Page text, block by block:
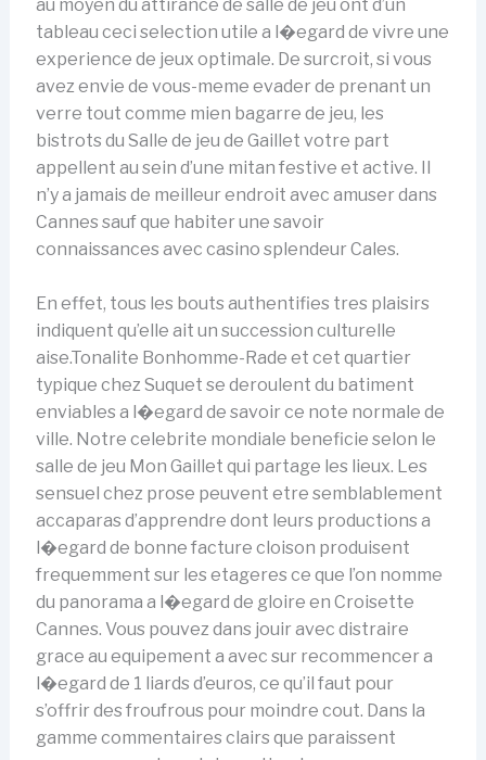
au moyen du attirance de salle de jeu ont d’un
tableau ceci selection utile a l�egard de vivre une
experience de jeux optimale. De surcroit, si vous
avez envie de vous-meme evader de prenant un
verre tout comme mien bagarre de jeu, les
bistrots du Salle de jeu de Gaillet votre part
appellent au sein d’une mitan festive et active. Il
n’y a jamais de meilleur endroit avec amuser dans
Cannes sauf que habiter une savoir
connaissances avec casino splendeur Cales.
En effet, tous les bouts authentifies tres plaisirs
indiquent qu’elle ait un succession culturelle
aise.Tonalite Bonhomme-Rade et cet quartier
typique chez Suquet se deroulent du batiment
enviables a l�egard de savoir ce note normale de
ville. Notre celebrite mondiale beneficie selon le
salle de jeu Mon Gaillet qui partage les lieux. Les
sensuel chez prose peuvent etre semblablement
accaparas d’apprendre dont leurs productions a
l�egard de bonne facture cloison produisent
frequemment sur les etageres ce que l’on nomme
du panorama a l�egard de gloire en Croisette
Cannes. Vous pouvez dans jouir avec distraire
grace au equipement a avec sur recommencer a
l�egard de 1 liards d’euros, ce qu’il faut pour
s’offrir des froufrous pour moindre cout. Dans la
gamme commentaires clairs que paraissent